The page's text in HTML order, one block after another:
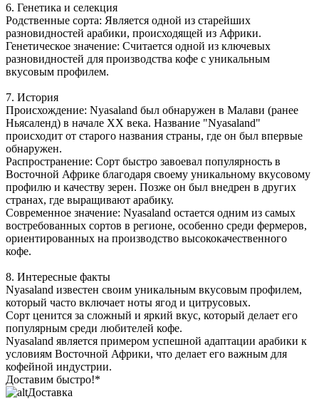
6. Генетика и селекция
Родственные сорта: Является одной из старейших
разновидностей арабики, происходящей из Африки.
Генетическое значение: Считается одной из ключевых
разновидностей для производства кофе с уникальным
вкусовым профилем.
7. История
Происхождение: Nyasaland был обнаружен в Малави (ранее
Ньясаленд) в начале XX века. Название "Nyasaland"
происходит от старого названия страны, где он был впервые
обнаружен.
Распространение: Сорт быстро завоевал популярность в
Восточной Африке благодаря своему уникальному вкусовому
профилю и качеству зерен. Позже он был внедрен в других
странах, где выращивают арабику.
Современное значение: Nyasaland остается одним из самых
востребованных сортов в регионе, особенно среди фермеров,
ориентированных на производство высококачественного
кофе.
8. Интересные факты
Nyasaland известен своим уникальным вкусовым профилем,
который часто включает ноты ягод и цитрусовых.
Сорт ценится за сложный и яркий вкус, который делает его
популярным среди любителей кофе.
Nyasaland является примером успешной адаптации арабики к
условиям Восточной Африки, что делает его важным для
кофейной индустрии.
Доставим быстро!*
Доставка